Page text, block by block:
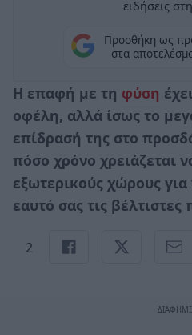
ειδήσεις
Προσθήκη ως
στα
Η επαφή με τη φύση
οφέλη, αλλά ίσως το
επίδρασή της στο
πόσο χρόνο χρειάζεται
εξωτερικούς χώρους
εαυτό σας τις βέλτιστες
2